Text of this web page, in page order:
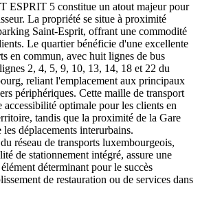
ESPRIT 5 constitue un atout majeur pour
La propriété se situe à proximité
Saint-Esprit, offrant une commodité
Le quartier bénéficie d'une excellente
en commun, avec huit lignes de bus
2, 4, 5, 9, 10, 13, 14, 18 et 22 du
reliant l'emplacement aux principaux
périphériques. Cette maille de transport
accessibilité optimale pour les clients en
tandis que la proximité de la Gare
déplacements interurbains.
réseau de transports luxembourgeois,
de stationnement intégré, assure une
déterminant pour le succès
de restauration ou de services dans